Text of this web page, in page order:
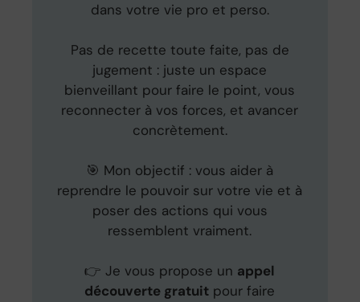
dans votre vie pro et perso.
Pas de recette toute faite, pas de
jugement : juste un espace
bienveillant pour faire le point, vous
reconnecter à vos forces, et avancer
concrètement.
🎯 Mon objectif : vous aider à
reprendre le pouvoir sur votre vie et à
poser des actions qui vous
ressemblent vraiment.
👉 Je vous propose un appel
découverte gratuit pour faire